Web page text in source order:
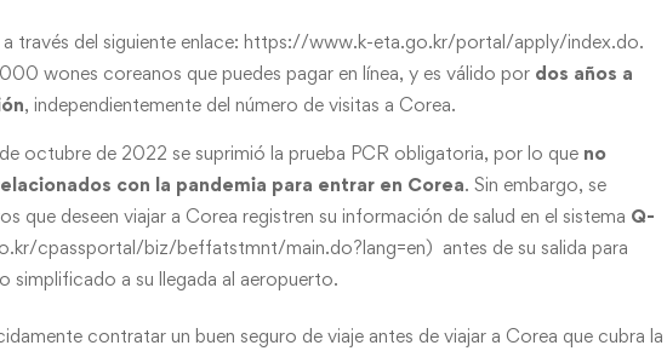
través del siguiente enlace: https://www.k-eta.go.kr/portal/apply/index.do.
wones coreanos que puedes pagar en línea, y es válido por dos años a
, independientemente del número de visitas a Corea.
octubre de 2022 se suprimió la prueba PCR obligatoria, por lo que no
con la pandemia para entrar en Corea. Sin embargo, se
que deseen viajar a Corea registren su información de salud en el sistema Q-
cpassportal/biz/beffatstmnt/main.do?lang=en) antes de su salida para
simplificado a su llegada al aeropuerto.
contratar un buen seguro de viaje antes de viajar a Corea que cubra la